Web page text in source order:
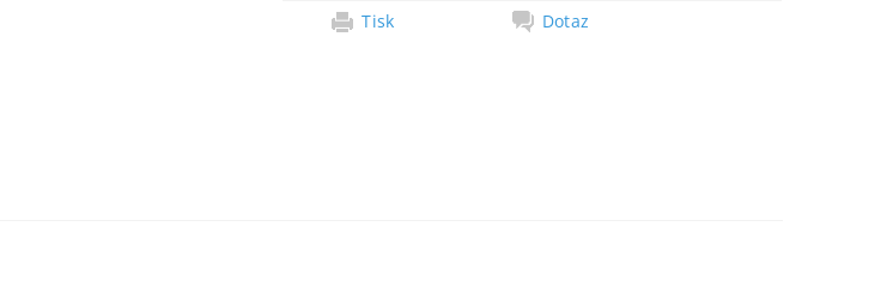
Tisk
Dotaz